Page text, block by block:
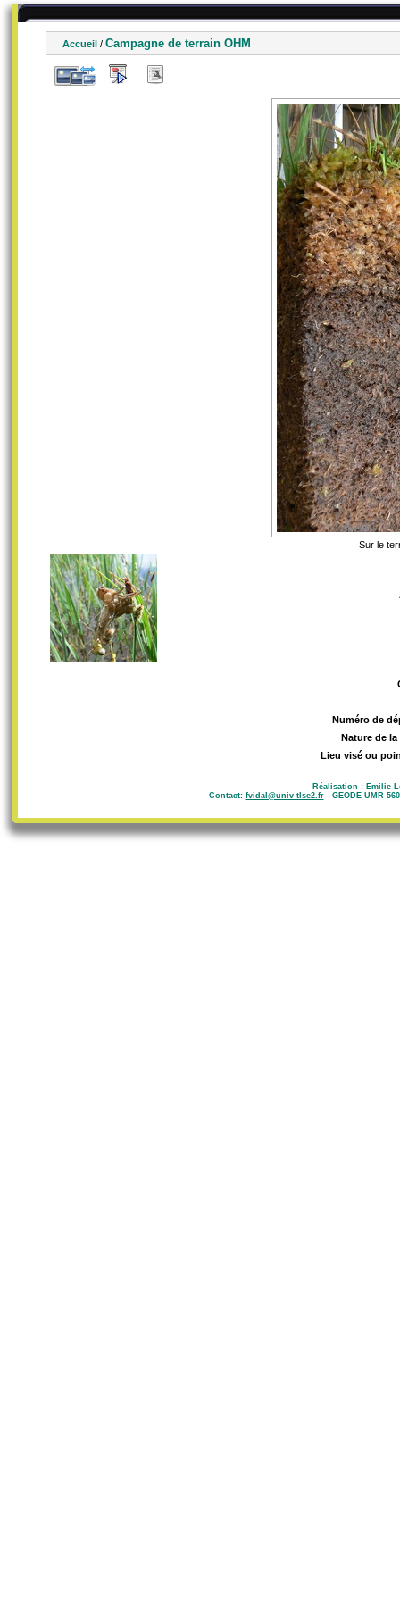
Accueil / Campagne de terrain OHM
Sur le
Numéro de
Nature de
Lieu visé ou
Réalisation : Emilie
Contact: fvidal@univ-tlse2.fr- GEODE UMR